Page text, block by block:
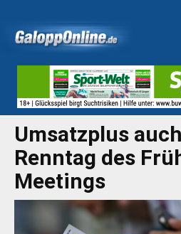
Umsatzplus
Renntag des
Meetings